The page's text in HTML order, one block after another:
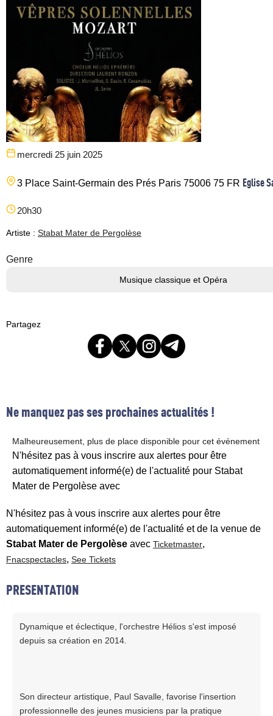
mercredi 25 juin 2025
3 Place Saint-Germain des Prés Paris 75006 75 FR Eglise
20h30
Artiste : Stabat Mater de Pergolèse
Genre
Musique classique et Opéra
Partagez
Ne manquez pas ses prochaines actualités !
Malheureusement, plus de place disponible pour cet événement
N'hésitez pas à vous inscrire aux alertes pour être
automatiquement informé(e) de l'actualité pour Stabat
Mater de Pergolèse avec
N'hésitez pas à vous inscrire aux alertes pour être
automatiquement informé(e) de l'actualité et de la venue de
Stabat Mater de Pergolèse avec Ticketmaster,
Fnacspectacles, See Tickets
PRESENTATION
Dynamique et éclectique, l'orchestre Hélios s'est imposé
depuis sa création en 2014.
Son directeur artistique, Paul Savalle, favorise l'insertion
professionnelle des jeunes musiciens par la pratique